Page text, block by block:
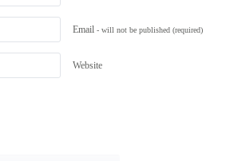
Email - will not be published (required)
Website